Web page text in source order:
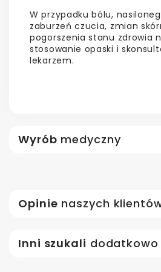
W przypadku bólu,
zaburzeń czucia, zmian
pogorszenia stanu zdrowia
stosowanie opaski i
lekarzem.
Wyrób medyczny
Opinie naszych
Inni szukali dodatkowo